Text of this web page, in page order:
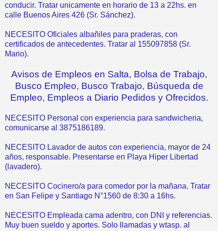
conducir. Tratar unicamente en horario de 13 a 22hs. en
calle Buenos Aires 426 (Sr. Sánchez).
NECESITO Oficiales albañiles para praderas, con
certificados de antecedentes. Tratar al 155097858 (Sr.
Mario).
Avisos de Empleos en Salta, Bolsa de Trabajo,
Busco Empleo, Busco Trabajo, Búsqueda de
Empleo, Empleos a Diario Pedidos y Ofrecidos.
NECESITO Personal con experiencia para sandwicheria,
comunicarse al 3875186189.
NECESITO Lavador de autos con experiencia, mayor de 24
años, responsable. Presentarse en Playa Hiper Libertad
(lavadero).
NECESITO Cocinero/a para comedor por la mañana. Tratar
en San Felipe y Santiago N°1560 de 8:30 a 16hs.
NECESITO Empleada cama adentro, con DNI y referencias.
Muy buen sueldo y aportes. Solo llamadas y wtasp. al